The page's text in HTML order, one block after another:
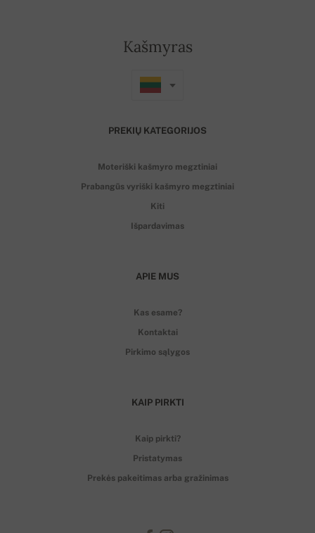
Kašmyras
PREKIŲ KATEGORIJOS
Moteriški kašmyro megztiniai
Prabangūs vyriški kašmyro megztiniai
Kiti
Išpardavimas
APIE MUS
Kas esame?
Kontaktai
Pirkimo sąlygos
KAIP PIRKTI
Kaip pirkti?
Pristatymas
Prekės pakeitimas arba gražinimas